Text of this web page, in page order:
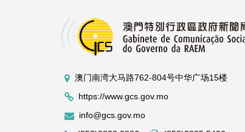
澳门南湾大马路762-804号中华广场15楼
https://www.gcs.gov.mo
info@gcs.gov.mo